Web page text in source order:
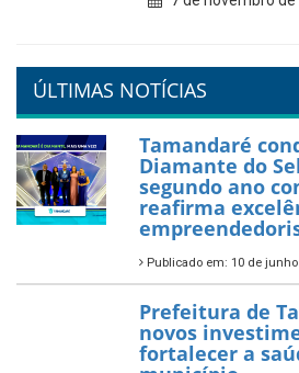
orla da cidade.
PartiuENEM —
garante
para os
7 de novembro de
Política
— Tamandaré
Aplicação de
habilitado
7 de novembro de